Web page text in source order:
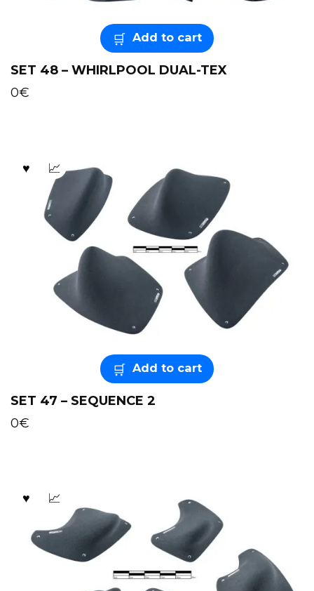
Add to cart
SET 48 – WHIRLPOOL DUAL-TEX
0€
Add to cart
SET 47 – SEQUENCE 2
0€